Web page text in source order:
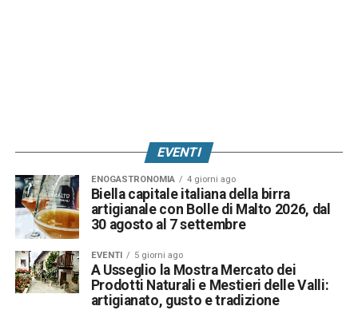
EVENTI
ENOGASTRONOMIA 4 giorni ago
Biella capitale italiana della birra
artigianale con Bolle di Malto 2026, dal
30 agosto al 7 settembre
EVENTI 5 giorni ago
A Usseglio la Mostra Mercato dei
Prodotti Naturali e Mestieri delle Valli:
artigianato, gusto e tradizione